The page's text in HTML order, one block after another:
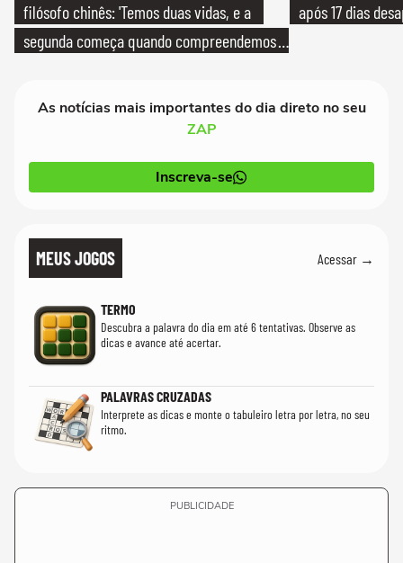
filósofo chinês: 'Temos duas vidas, e a
segunda começa quando compreendemos
após 17 dias
As notícias mais importantes do dia direto no seu
ZAP
Inscreva-se
MEUS JOGOS Acessar →
TERMO
Descubra a palavra do dia em até 6 tentativas. Observe as
dicas e avance até acertar.
PALAVRAS CRUZADAS
Interprete as dicas e monte o tabuleiro letra por letra, no seu
ritmo.
PUBLICIDADE